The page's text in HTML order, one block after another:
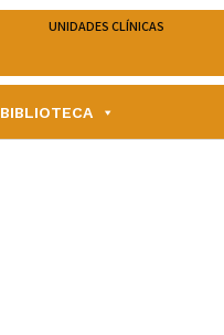
UNIDADES CLÍNICAS
BIBLIOTECA